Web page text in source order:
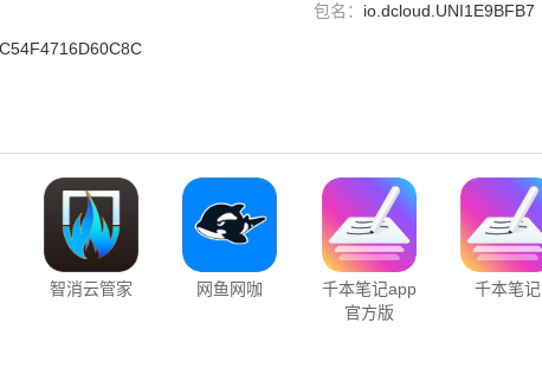
包名： io.dcloud.UNI1E9BFB7
智消云管家 网鱼网咖
千本笔记app
官方版
千本笔记